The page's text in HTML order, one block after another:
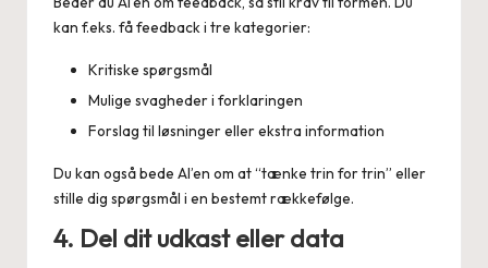
kan f.eks. få feedback i tre kategorier:
Kritiske spørgsmål
Mulige svagheder i forklaringen
Forslag til løsninger eller ekstra information
Du kan også bede AI’en om at “tænke trin for trin” eller
stille dig spørgsmål i en bestemt rækkefølge.
4. Del dit udkast eller data